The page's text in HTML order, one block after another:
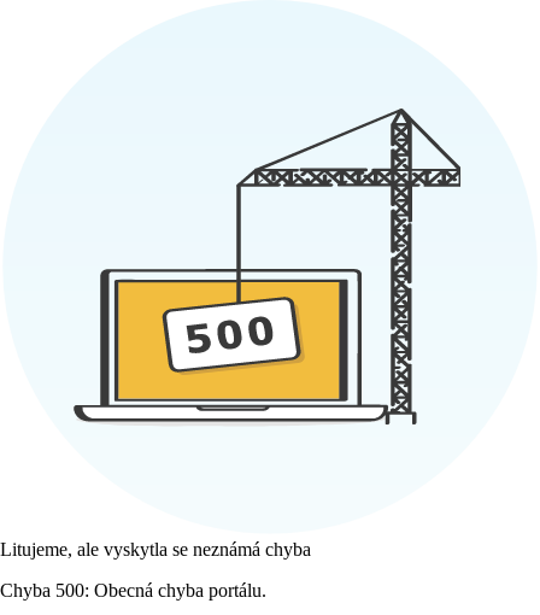
Litujeme, ale vyskytla se neznámá chyba
Chyba 500: Obecná chyba portálu.